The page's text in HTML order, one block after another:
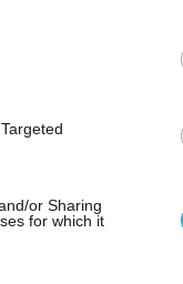
or Sharing
for which it
προσπαθούν να
ή άλλου
για
αποσπάσουν